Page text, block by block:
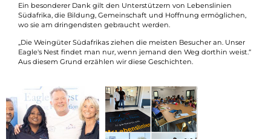
Ein besonderer Dank gilt den Unterstützern von Lebenslinien
Südafrika, die Bildung, Gemeinschaft und Hoffnung ermöglichen,
wo sie am dringendsten gebraucht werden.
„Die Weingüter Südafrikas ziehen die meisten Besucher an. Unser
Eagle's Nest findet man nur, wenn jemand den Weg dorthin weist.“
Aus diesem Grund erzählen wir diese Geschichten.